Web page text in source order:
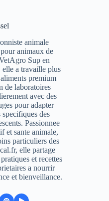
animale
animaux de
Sup en
elle a travaille plus
premium
de laboratoires
avec des
pour adapter
des
Passionnee
et sante animale,
particuliers des
elle partage
et recettes
a nourrir
et bienveillance.